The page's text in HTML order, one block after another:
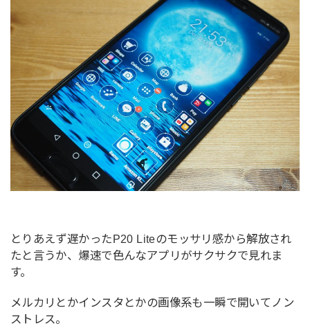
とりあえず遅かったP20 Liteのモッサリ感から解放され
たと言うか、爆速で色んなアプリがサクサクで見れま
す。
メルカリとかインスタとかの画像系も一瞬で開いてノン
ストレス。